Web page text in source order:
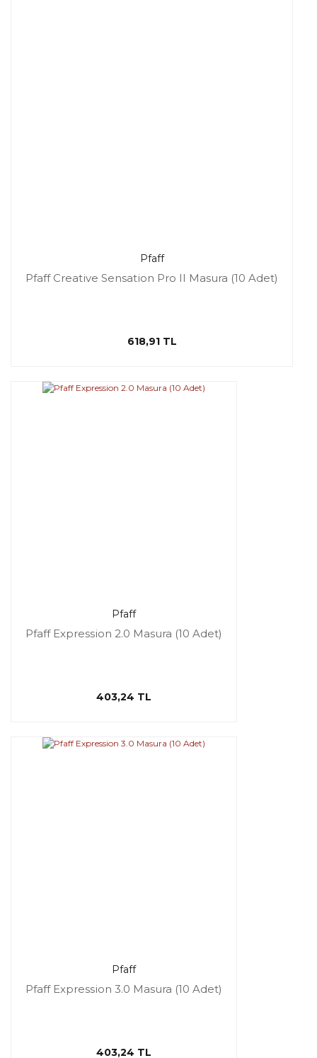
Pfaff
Pfaff Creative Sensation Pro II Masura (10 Adet)
618,91 TL
Pfaff
Pfaff Expression 2.0 Masura (10 Adet)
403,24 TL
Pfaff
Pfaff Expression 3.0 Masura (10 Adet)
403,24 TL